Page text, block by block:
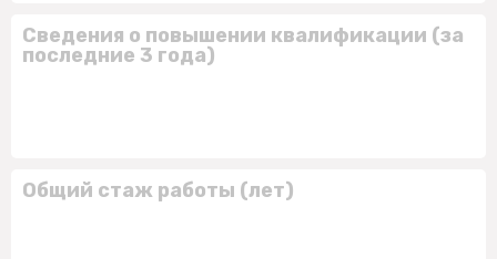
Сведения о повышении квалификации (за
последние 3 года)
Общий стаж работы (лет)